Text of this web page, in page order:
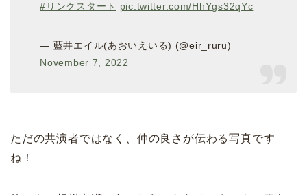
#リンクスタート
pic.twitter.com/HhYgs32qYc
— 藍井エイル(あおいえいる) (@eir_ruru)
November 7, 2022
ただの共演者ではなく、仲の良さが伝わる写真です
ね！